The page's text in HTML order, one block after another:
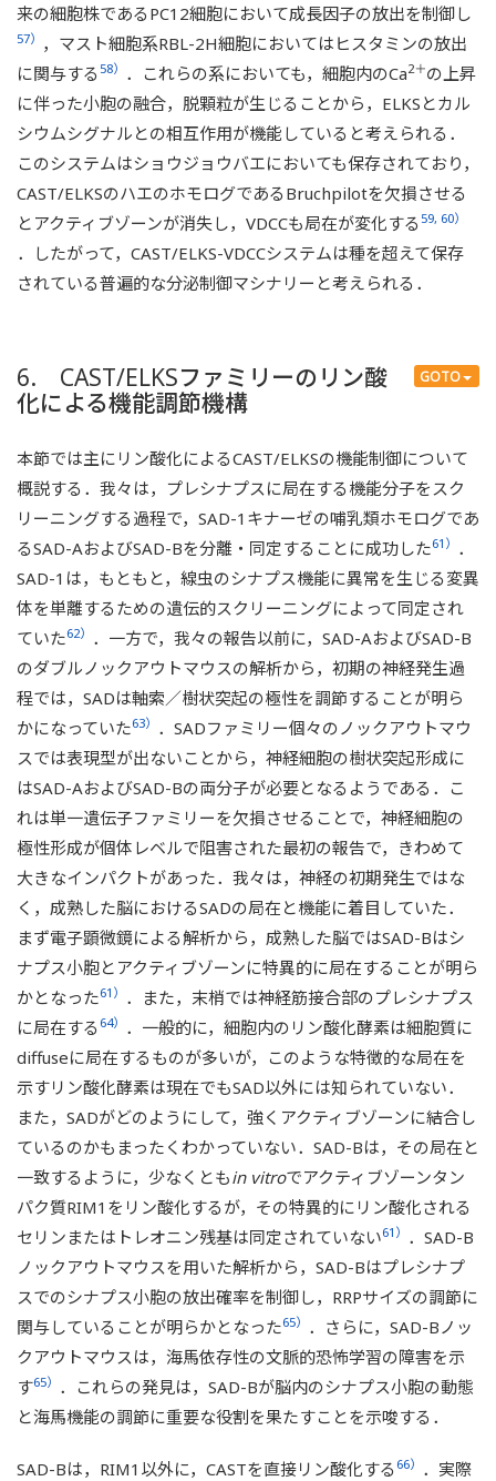
来の細胞株であるPC12細胞において成長因子の放出を制御し
57） ，マスト細胞系RBL-2H細胞においてはヒスタミンの放出
に関与する 58） ．これらの系においても，細胞内のCa2＋の上昇
に伴った小胞の融合，脱顆粒が生じることから，ELKSとカル
シウムシグナルとの相互作用が機能していると考えられる．
このシステムはショウジョウバエにおいても保存されており，
CAST/ELKSのハエのホモログであるBruchpilotを欠損させる
とアクティブゾーンが消失し，VDCCも局在が変化する 59, 60）
．したがって，CAST/ELKS-VDCCシステムは種を超えて保存
されている普遍的な分泌制御マシナリーと考えられる．
GOTO
6. CAST/ELKSファミリーのリン酸
化による機能調節機構
本節では主にリン酸化によるCAST/ELKSの機能制御について
概説する．我々は，プレシナプスに局在する機能分子をスク
リーニングする過程で，SAD-1キナーゼの哺乳類ホモログであ
るSAD-AおよびSAD-Bを分離・同定することに成功した61） ．
SAD-1は，もともと，線虫のシナプス機能に異常を生じる変異
体を単離するための遺伝的スクリーニングによって同定され
ていた62） ．一方で，我々の報告以前に，SAD-AおよびSAD-B
のダブルノックアウトマウスの解析から，初期の神経発生過
程では，SADは軸索／樹状突起の極性を調節することが明ら
かになっていた63） ．SADファミリー個々のノックアウトマウ
スでは表現型が出ないことから，神経細胞の樹状突起形成に
はSAD-AおよびSAD-Bの両分子が必要となるようである．こ
れは単一遺伝子ファミリーを欠損させることで，神経細胞の
極性形成が個体レベルで阻害された最初の報告で，きわめて
大きなインパクトがあった．我々は，神経の初期発生ではな
く，成熟した脳におけるSADの局在と機能に着目していた．
まず電子顕微鏡による解析から，成熟した脳ではSAD-Bはシ
ナプス小胞とアクティブゾーンに特異的に局在することが明ら
かとなった61） ．また，末梢では神経筋接合部のプレシナプス
に局在する 64） ．一般的に，細胞内のリン酸化酵素は細胞質に
diffuseに局在するものが多いが，このような特徴的な局在を
示すリン酸化酵素は現在でもSAD以外には知られていない．
また，SADがどのようにして，強くアクティブゾーンに結合し
ているのかもまったくわかっていない．SAD-Bは，その局在と
一致するように，少なくともin vitroでアクティブゾーンタン
パク質RIM1をリン酸化するが，その特異的にリン酸化される
セリンまたはトレオニン残基は同定されていない61） ．SAD-B
ノックアウトマウスを用いた解析から，SAD-Bはプレシナプ
スでのシナプス小胞の放出確率を制御し，RRPサイズの調節に
関与していることが明らかとなった65） ．さらに，SAD-Bノッ
クアウトマウスは，海馬依存性の文脈的恐怖学習の障害を示
す65） ．これらの発見は，SAD-Bが脳内のシナプス小胞の動態
と海馬機能の調節に重要な役割を果たすことを示唆する．
SAD-Bは，RIM1以外に，CASTを直接リン酸化する 66） ．実際